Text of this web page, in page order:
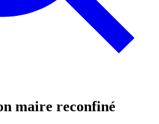
maire reconfiné